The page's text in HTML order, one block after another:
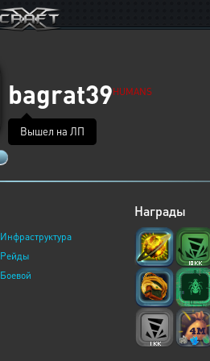
bagrat39HUMANS
Вышел на ЛП
Инфраструктура
Рейды
Боевой
Награды